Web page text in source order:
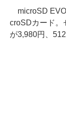
microSD EVO
croSDカード。
が3,980円、